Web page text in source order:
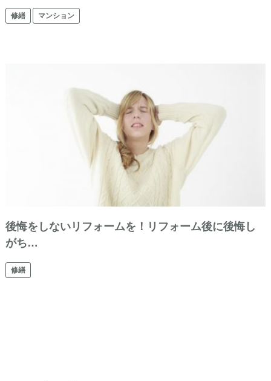
修繕 マンション
後悔をしないリフォームを！リフォーム後に後悔し
がち…
修繕